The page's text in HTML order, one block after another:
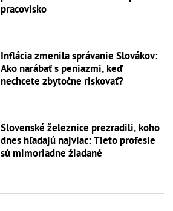
pracovisko
Inflácia zmenila správanie Slovákov:
Ako narábať s peniazmi, keď
nechcete zbytočne riskovať?
Slovenské železnice prezradili, koho
dnes hľadajú najviac: Tieto profesie
sú mimoriadne žiadané